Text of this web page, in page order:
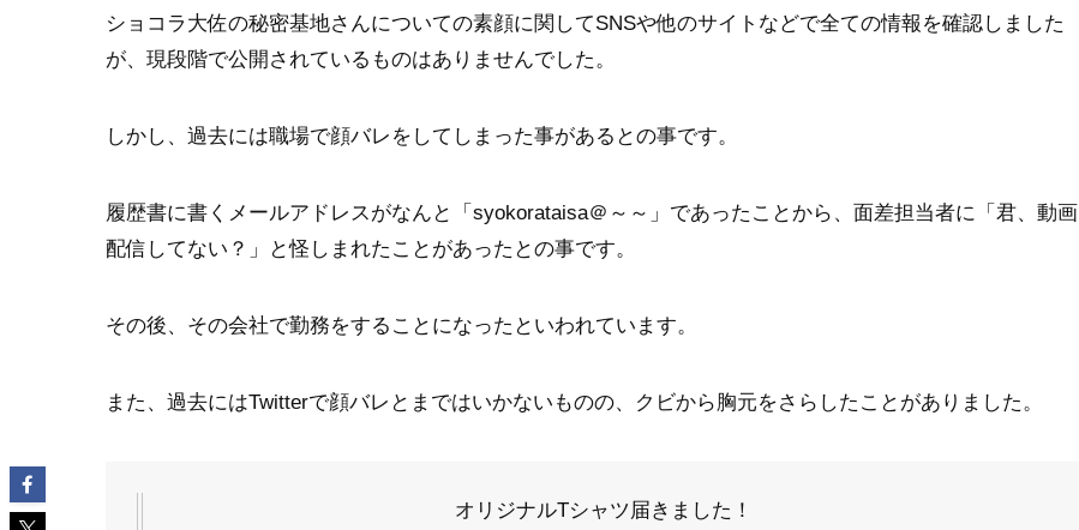
ショコラ大佐の秘密基地さんについての素顔に関してSNSや他のサイトなどで全ての情報を確認しました
が、現段階で公開されているものはありませんでした。
しかし、過去には職場で顔バレをしてしまった事があるとの事です。
履歴書に書くメールアドレスがなんと「syokorataisa＠～～」であったことから、面差担当者に「君、動画
配信してない？」と怪しまれたことがあったとの事です。
その後、その会社で勤務をすることになったといわれています。
また、過去にはTwitterで顔バレとまではいかないものの、クビから胸元をさらしたことがありました。
オリジナルTシャツ届きました！